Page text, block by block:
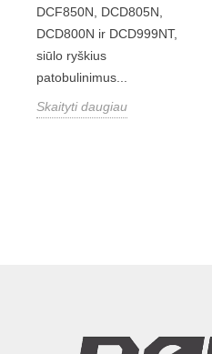
DCF850N, DCD805N,
DCD800N ir DCD999NT,
siūlo ryškius
patobulinimus...
Skaityti daugiau